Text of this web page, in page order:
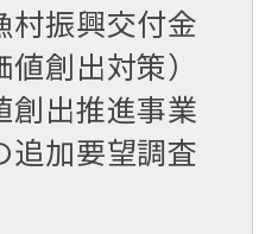
村振興交付金
創出対策）
創出推進事業
追加要望調査